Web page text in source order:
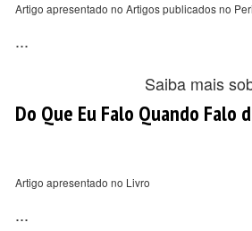
Artigo apresentado no Artigos publicados no
...
Saiba mais
Do Que Eu Falo Quando Falo
Artigo apresentado no Livro
...